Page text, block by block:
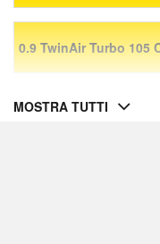
0.9 TwinAir Turbo 105
MOSTRA TUTTI